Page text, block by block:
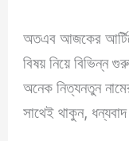
অতএব আজকের
বিষয় নিয়ে বিভিন্ন
অনেক নিত্যনতুন
সাথেই থাকুন,